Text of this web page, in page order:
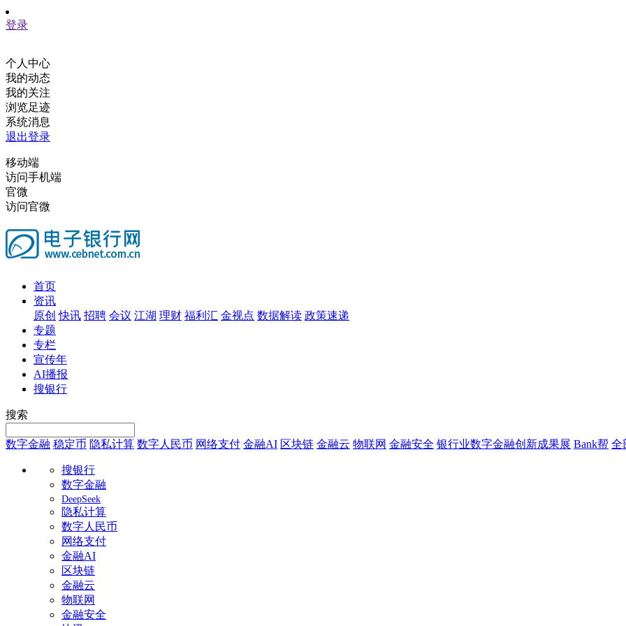
登录
个人中心
我的动态
我的关注
浏览足迹
系统消息
退出登录
移动端
访问手机端
官微
访问官微
首页
资讯
原创 快讯 招聘 会议 江湖 理财 福利汇 金视点 数据解读 政策速递
专题
专栏
宣传年
AI播报
搜银行
搜索
数字金融 稳定币 隐私计算 数字人民币 网络支付 金融AI 区块链 金融云 物联网 金融安全 银行业数字金融创新成果展 Bank帮 全
搜银行
数字金融
DeepSeek
隐私计算
数字人民币
网络支付
金融AI
区块链
金融云
物联网
金融安全